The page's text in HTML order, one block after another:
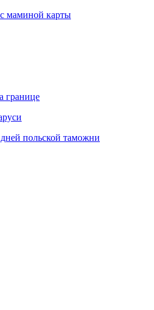
маминой карты
границе
польской таможни